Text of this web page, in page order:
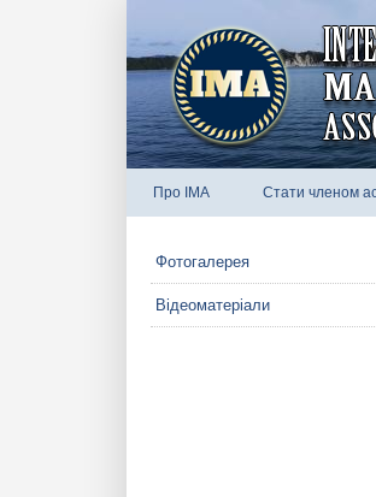
Про IMA Стати членом
Фотогалерея
Відеоматеріали